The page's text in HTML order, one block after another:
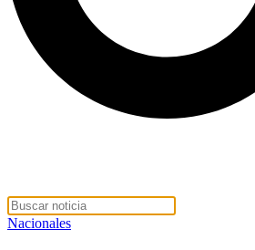
Nacionales